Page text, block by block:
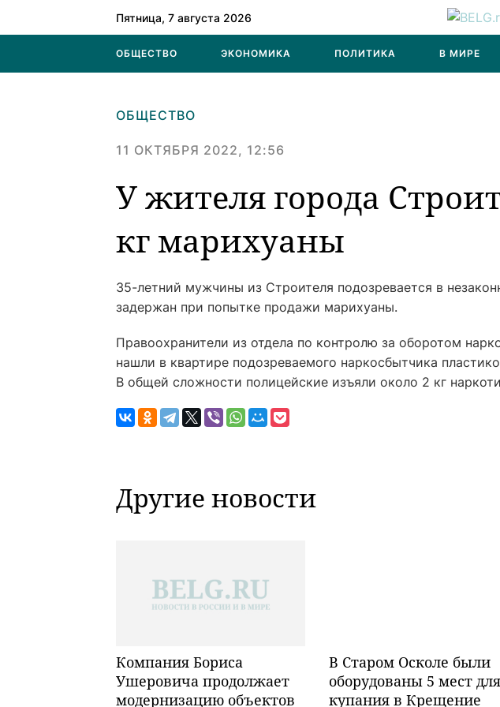
Пятница, 7 августа 2026
ОБЩЕСТВО ЭКОНОМИКА ПОЛИТИКА В МИРЕ
ОБЩЕСТВО
11 ОКТЯБРЯ 2022, 12:56
У жителя города
кг марихуаны
35-летний мужчины из Строителя подозревается в
задержан при попытке продажи марихуаны.
Правоохранители из отдела по контролю за оборотом
нашли в квартире подозреваемого наркосбытчика
В общей сложности полицейские изъяли около 2 кг
Другие новости
Компания Бориса
Ушеровича продолжает
модернизацию объектов
В Старом Осколе были
оборудованы 5 мест для
купания в Крещение